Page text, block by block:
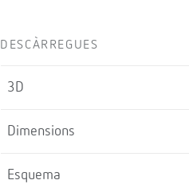
DESCÀRREGUES
3D
Dimensions
Esquema